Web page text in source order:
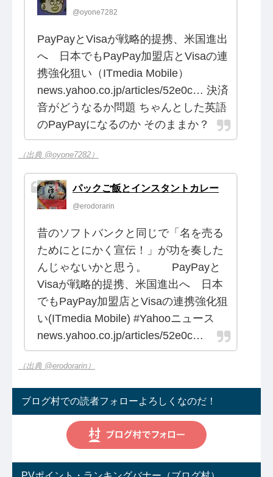
@oyone7282
PayPayとVisaが戦略的提携、米国進出
へ 日本でもPayPay加盟店とVisaの連
携強化狙い（ITmedia Mobile）
news.yahoo.co.jp/articles/52e0c… 決済
音がどうなるか問題 ちゃんとした英語
のPayPayになるのか そのままか？
（出典 @oyone7282）
パックご飯とインスタントカレー
@erodorarin
昔のソフトバンクと同じで「名を売る
ためにとにかく宣伝！」が功を奏した
んじゃないかと思う。 PayPayと
Visaが戦略的提携、米国進出へ 日本
でもPayPay加盟店とVisaの連携強化狙
い(ITmedia Mobile) #Yahooニュース
news.yahoo.co.jp/articles/52e0c…
（出典 @erodorarin）
ブログ村での読者フォローよろしくなのだ！